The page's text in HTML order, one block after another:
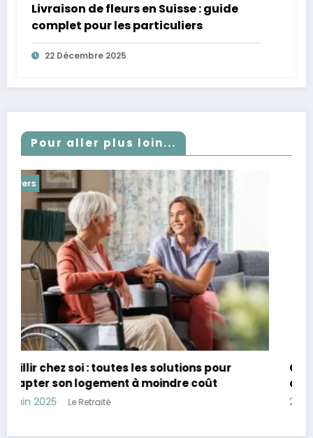
Livraison de fleurs en Suisse : guide
complet pour les particuliers
22 Décembre 2025
Pour aller plus loin...
Divers
Combien avoir de côté à 60 ans : Guide pour
assurer sa retraite et sa sécurité financière
28 avril 2025